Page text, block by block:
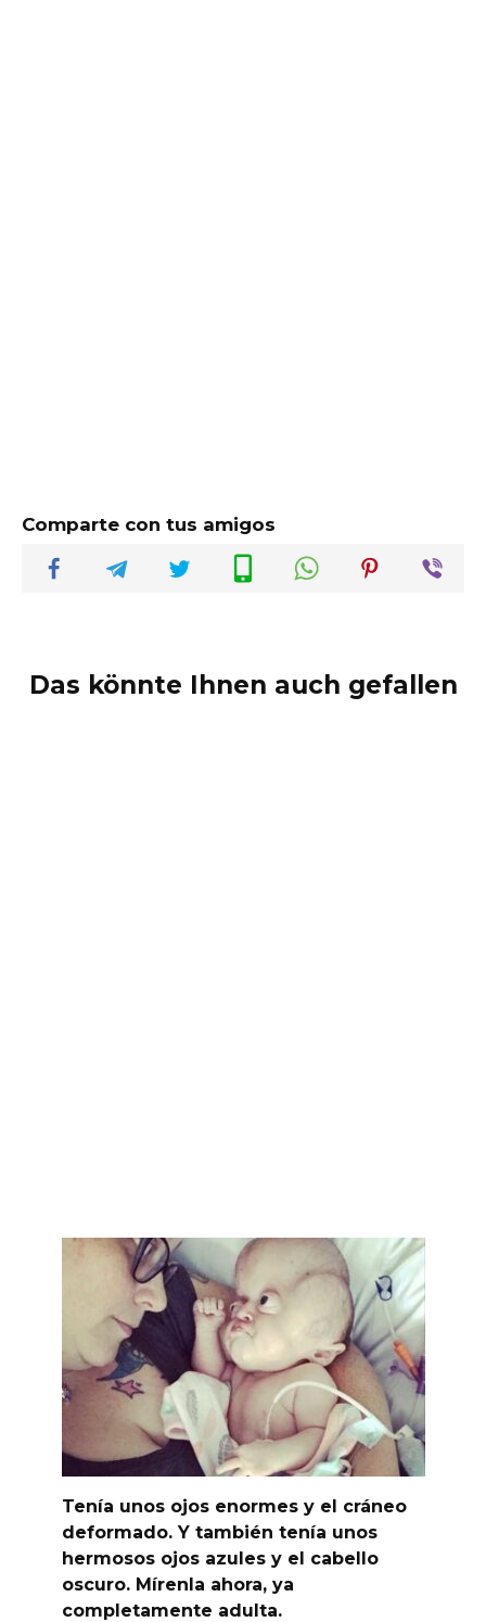
Comparte con tus amigos
Das könnte Ihnen auch gefallen
Tenía unos ojos enormes y el cráneo
deformado. Y también tenía unos
hermosos ojos azules y el cabello
oscuro. Mírenla ahora, ya
completamente adulta.